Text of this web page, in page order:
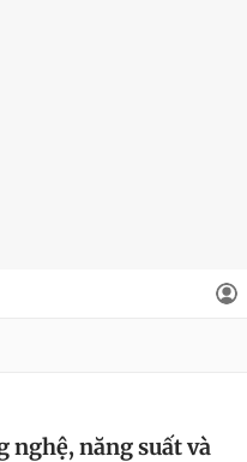
nghệ, năng suất và